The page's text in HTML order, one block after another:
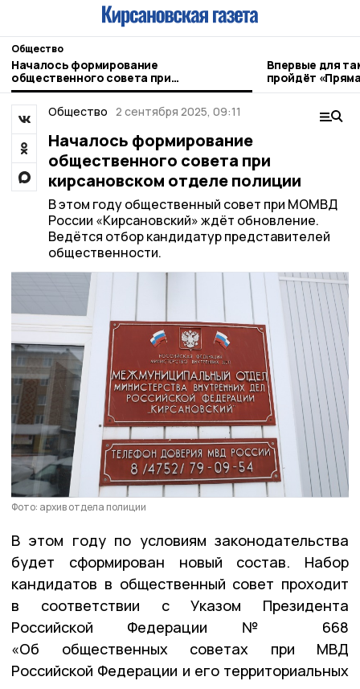
Общество
Началось формирование
общественного совета при
кирсановском отделе полиции
Впервые для
пройдёт
Общество 2 сентября 2025, 09:11
Началось формирование
общественного совета при
кирсановском отделе полиции
В этом году общественный совет при МОМВД
России «Кирсановский» ждёт обновление.
Ведётся отбор кандидатур представителей
общественности.
Фото: архив отдела полиции
В этом году по условиям законодательства
будет сформирован новый состав. Набор
кандидатов в общественный совет проходит
в соответствии с Указом Президента
Российской Федерации № 668
«Об общественных советах при МВД
Российской Федерации и его территориальных